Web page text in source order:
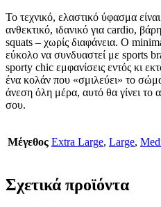
Το τεχνικό, ελαστικό ύφασμα
ανθεκτικό, ιδανικό για cardio,
squats – χωρίς διαφάνεια. Ο
εύκολο να συνδυαστεί με sports
sporty chic εμφανίσεις εντός κι
ένα κολάν που «σμιλεύει» το
άνεση όλη μέρα, αυτό θα γίνει το
σου.
Μέγεθος Extra Large, Large,
Σχετικά προϊόντα